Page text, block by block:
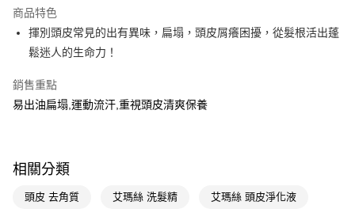
LINE Pay
Apple Pay
街口支付
AFTEE先享後付
相關說明
商品特色
揮別頭皮常見的出有異味，扁塌，頭皮屑癢困擾，從髮根活出蓬
鬆迷人的生命力！
銷售重點
易出油扁塌,運動流汗,重視頭皮清爽保養
相關分類
頭皮 去角質 艾瑪絲 洗髮精 艾瑪絲 頭皮淨化液